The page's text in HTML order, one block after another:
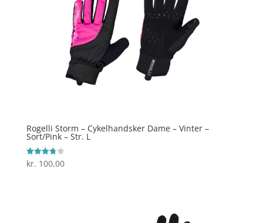
Rogelli Storm – Cykelhandsker Dame – Vinter –
Sort/Pink – Str. L
Vurderet
3.8
kr. 100,00